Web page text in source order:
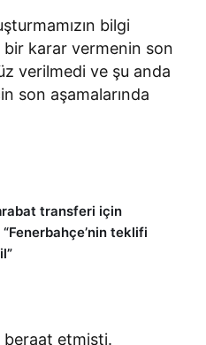
bilgi
bir karar vermenin son
verilmedi ve şu anda
son aşamalarında
transferi için
teklifi
beraat etmişti.